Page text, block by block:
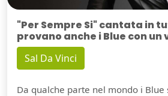
"Per Sempre Si" cantata in
provano anche i Blue con un
Sal Da Vinci
Da qualche parte nel mondo i Blue